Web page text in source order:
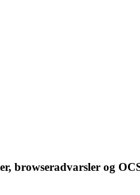
browseradvarsler og